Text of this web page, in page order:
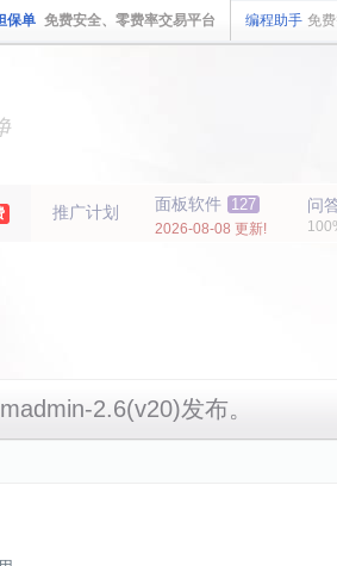
保单 免费安全、零费率交易平台 编程助手 免
推广计划 面板软件 127
2026-08-08 更新!
问
2.6(v20)发布。